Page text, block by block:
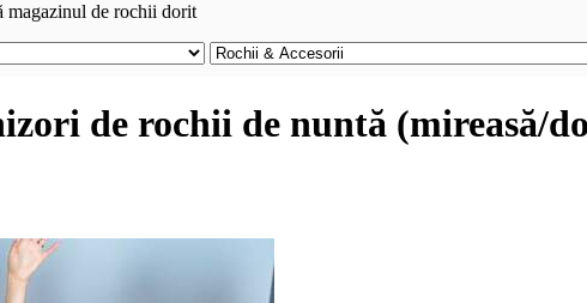
magazinul de rochii dorit
de rochii de nuntă (mireasă/